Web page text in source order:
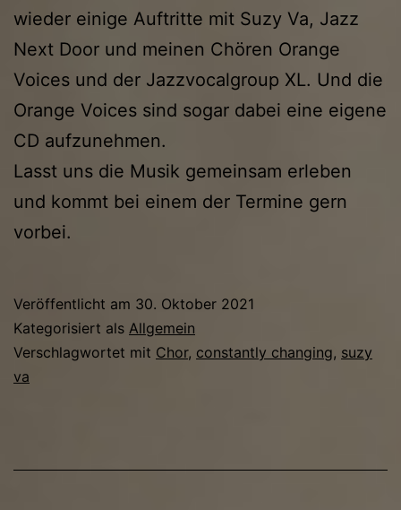
wieder einige Auftritte mit Suzy Va, Jazz
Next Door und meinen Chören Orange
Voices und der Jazzvocalgroup XL. Und die
Orange Voices sind sogar dabei eine eigene
CD aufzunehmen.
Lasst uns die Musik gemeinsam erleben
und kommt bei einem der Termine gern
vorbei.
Veröffentlicht am 30. Oktober 2021
Kategorisiert als Allgemein
Verschlagwortet mit Chor, constantly changing, suzy
va